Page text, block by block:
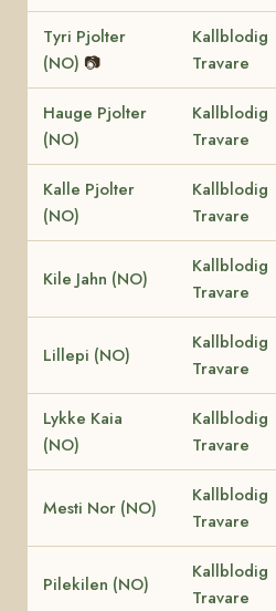
Tyri Pjolter
(NO) 📷
Kallblodig
Travare
Hauge Pjolter
(NO)
Kallblodig
Travare
Kalle Pjolter
(NO)
Kallblodig
Travare
Kile Jahn (NO)
Kallblodig
Travare
Lillepi (NO)
Kallblodig
Travare
Lykke Kaia
(NO)
Kallblodig
Travare
Mesti Nor (NO)
Kallblodig
Travare
Pilekilen (NO)
Kallblodig
Travare